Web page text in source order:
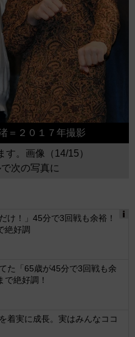
＝２０１７年撮影
す。画像（14/15）
次の写真に
け！」45分で3回戦も余裕！
絶好調
た「65歳が45分で3回戦も余
で絶好調！
着実に成長。実はみんなココ